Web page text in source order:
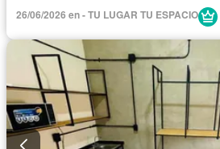
26/06/2026 en - TU LUGAR TU ESPACIO